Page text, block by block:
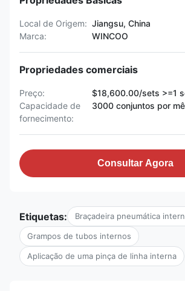
Local de Origem: Jiangsu, China
Marca:
WINCOO
Propriedades comerciais
Preço:
$18,600.00/sets >=1
Capacidade de
fornecimento:
3000 conjuntos por
Consultar Agora
Etiquetas: Braçadeira pneumática
Grampos de tubos internos
Aplicação de uma pinça de linha interna